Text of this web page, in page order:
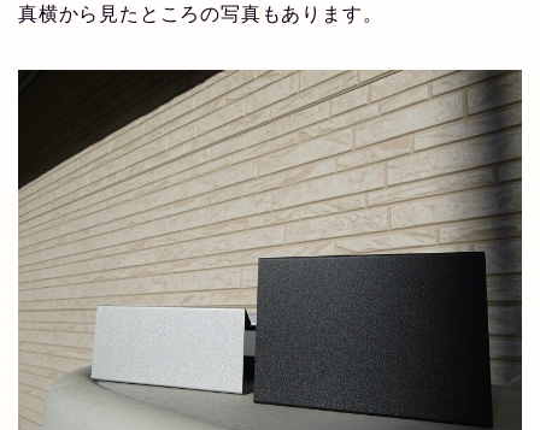
真横から見たところの写真もあります。